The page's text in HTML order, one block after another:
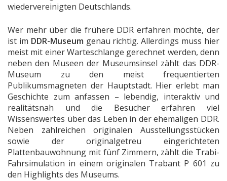
wiedervereinigten Deutschlands.
Wer mehr über die frühere DDR erfahren möchte, der
ist im DDR-Museum genau richtig. Allerdings muss hier
meist mit einer Warteschlange gerechnet werden, denn
neben den Museen der Museumsinsel zählt das DDR-
Museum zu den meist frequentierten
Publikumsmagneten der Hauptstadt. Hier erlebt man
Geschichte zum anfassen – lebendig, interaktiv und
realitätsnah und die Besucher erfahren viel
Wissenswertes über das Leben in der ehemaligen DDR.
Neben zahlreichen originalen Ausstellungsstücken
sowie der originalgetreu eingerichteten
Plattenbauwohnung mit fünf Zimmern, zählt die Trabi-
Fahrsimulation in einem originalen Trabant P 601 zu
den Highlights des Museums.